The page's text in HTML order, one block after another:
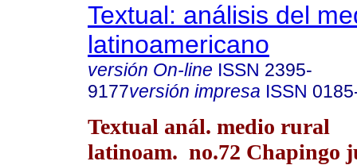
Textual: análisis del
latinoamericano
versión On-line ISSN 2395-
9177versión impresa ISSN
Textual anál. medio rural
latinoam. no.72 Chapingo